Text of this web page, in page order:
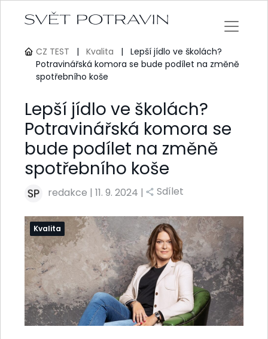
CZ TEST | Kvalita |
Lepší jídlo ve školách?
Potravinářská komora se bude podílet na změně
spotřebního koše
Lepší jídlo ve školách?
Potravinářská komora se
bude podílet na změně
spotřebního koše
redakce | 11. 9. 2024 | Sdílet
Kvalita